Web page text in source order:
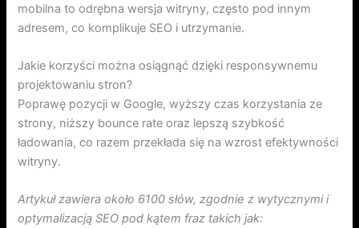
mobilna to odrębna wersja witryny, często pod innym
adresem, co komplikuje SEO i utrzymanie.
Jakie korzyści można osiągnąć dzięki responsywnemu
projektowaniu stron?
Poprawę pozycji w Google, wyższy czas korzystania ze
strony, niższy bounce rate oraz lepszą szybkość
ładowania, co razem przekłada się na wzrost efektywności
witryny.
Artykuł zawiera około 6100 słów, zgodnie z wytycznymi i
optymalizacją SEO pod kątem fraz takich jak: